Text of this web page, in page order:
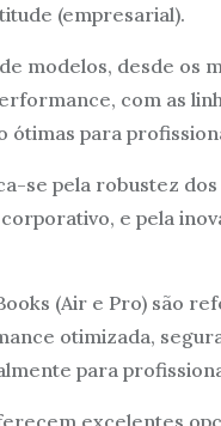
(empresarial).
modelos, desde os
com as
ótimas para
se pela robustez dos
e pela
(Air e Pro) são
otimizada,
para
excelentes